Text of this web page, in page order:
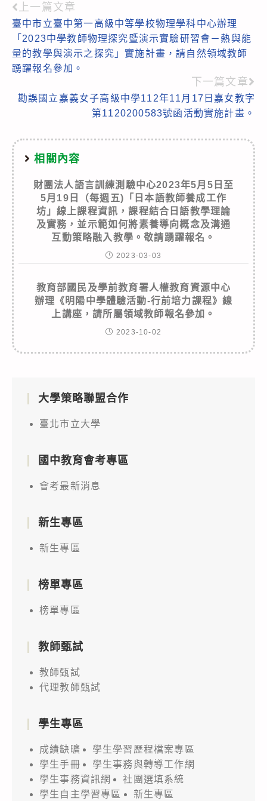
Read
more
articles
上一篇文章
臺中市立臺中第一高級中等學校物理學科中心辦理
「2023中學教師物理探究暨演示實驗研習會－熱與能
量的教學與演示之探究」實施計畫，請自然領域教師
踴躍報名參加。
下一篇文章
勘誤國立嘉義女子高級中學112年11月17日嘉女教字
第1120200583號函活動實施計畫。
相關內容
財團法人語言訓練測驗中心2023年5月5日至
5月19日（每週五)「日本語教師養成工作
坊」線上課程資訊，課程結合日語教學理論
及實務，並示範如何將素養導向概念及溝通
互動策略融入教學。敬請踴躍報名。
2023-03-03
教育部國民及學前教育署人權教育資源中心
辦理《明陽中學體驗活動-行前培力課程》線
上講座，請所屬領域教師報名參加。
2023-10-02
大學策略聯盟合作
臺北市立大學
國中教育會考專區
會考最新消息
新生專區
新生專區
榜單專區
榜單專區
教師甄試
教師甄試
代理教師甄試
學生專區
成績缺曠
學生學習歷程檔案專區
學生手冊
學生事務與轉導工作網
學生事務資訊網
社團選填系統
學生自主學習專區
新生專區